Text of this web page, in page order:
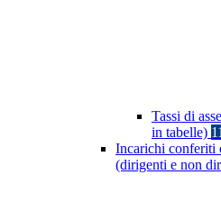
Tassi di
in tabelle) 11
Incarichi conferiti
(dirigenti e non